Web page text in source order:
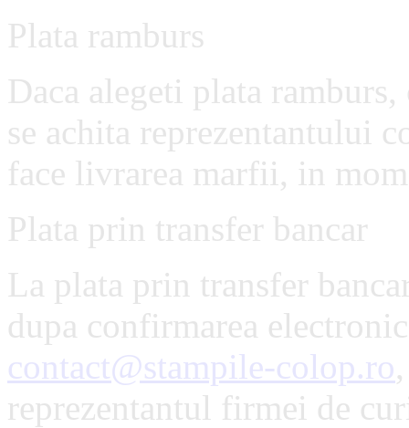
Plata ramburs
Daca alegeti plata
se achita reprezentantului
face livrarea marfii, in
Plata prin transfer bancar
La plata prin transfer
dupa confirmarea
contact@stampile-colop.ro
reprezentantul firmei de